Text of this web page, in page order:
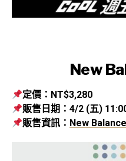
New
定價：NT$3,280
販售日期：4/2 (五)
販售資訊： New